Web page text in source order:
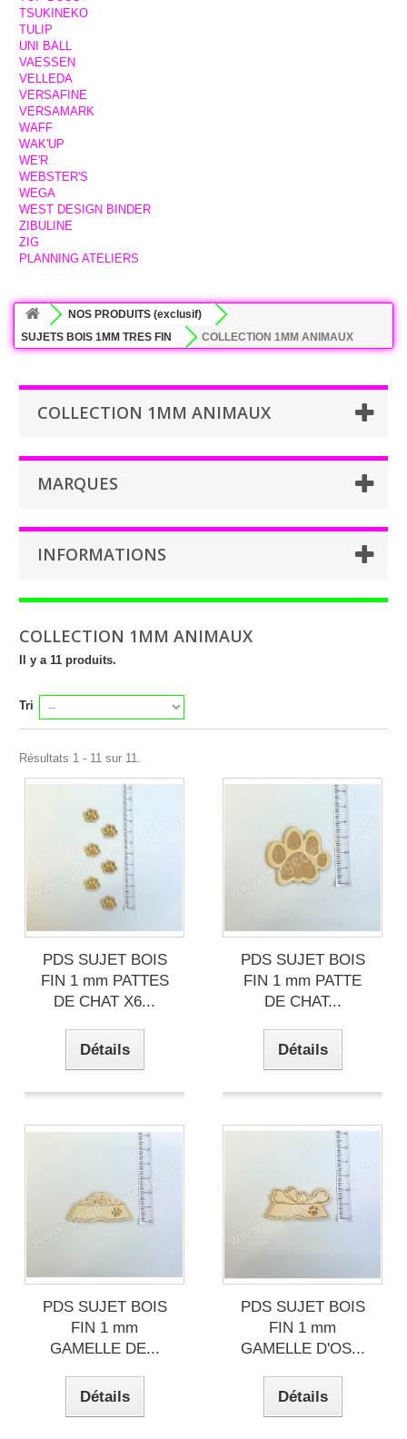
TSUKINEKO
TULIP
UNI BALL
VAESSEN
VELLEDA
VERSAFINE
VERSAMARK
WAFF
WAK'UP
WE'R
WEBSTER'S
WEGA
WEST DESIGN BINDER
ZIBULINE
ZIG
PLANNING ATELIERS
NOS PRODUITS (exclusif)
SUJETS BOIS 1MM TRES FIN
COLLECTION 1MM ANIMAUX
COLLECTION 1MM ANIMAUX
MARQUES
INFORMATIONS
COLLECTION 1MM ANIMAUX
Il y a 11 produits.
Tri
Résultats 1 - 11 sur 11.
PDS SUJET BOIS
FIN 1 mm PATTES
DE CHAT X6...
Détails
PDS SUJET BOIS
FIN 1 mm PATTE
DE CHAT...
Détails
PDS SUJET BOIS
FIN 1 mm
GAMELLE DE...
Détails
PDS SUJET BOIS
FIN 1 mm
GAMELLE D'OS...
Détails